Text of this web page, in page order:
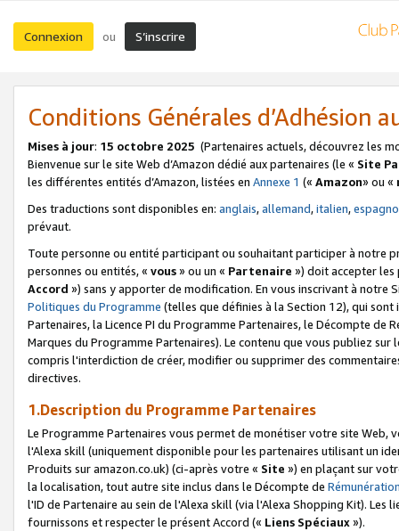
Connexion ou S’inscrire
Conditions Générales d’Adhésion
Mises à jour: 15 octobre 2025 (Partenaires actuels, découvrez les
Bienvenue sur le site Web d’Amazon dédié aux partenaires (le « Site
les différentes entités d’Amazon, listées en Annexe 1 (« Amazon» ou «
Des traductions sont disponibles en: anglais,allemand,italien,
prévaut.
Toute personne ou entité participant ou souhaitant participer à notre
personnes ou entités, « vous» ou un « Partenaire ») doit accepter les
Accord ») sans y apporter de modification. En vous inscrivant à notre
Politiques du Programme (telles que définies à la Section 12), qui
Partenaires, la Licence PI du Programme Partenaires, le Décompte de
Marques du Programme Partenaires). Le contenu que vous publiez
compris l'interdiction de créer, modifier ou supprimer des
directives.
1.Description du Programme Partenaires
Le Programme Partenaires vous permet de monétiser votre site Web,
l'Alexa skill (uniquement disponible pour les partenaires utilisant un
Produits sur amazon.co.uk) (ci-après votre « Site ») en plaçant sur
la localisation, tout autre site inclus dans le Décompte de
l'ID de Partenaire au sein de l'Alexa skill (via l'Alexa Shopping Kit).
fournissons et respecter le présent Accord (« Liens Spéciaux»).